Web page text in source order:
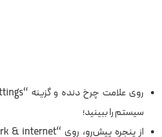
سیستم را ببینید؛